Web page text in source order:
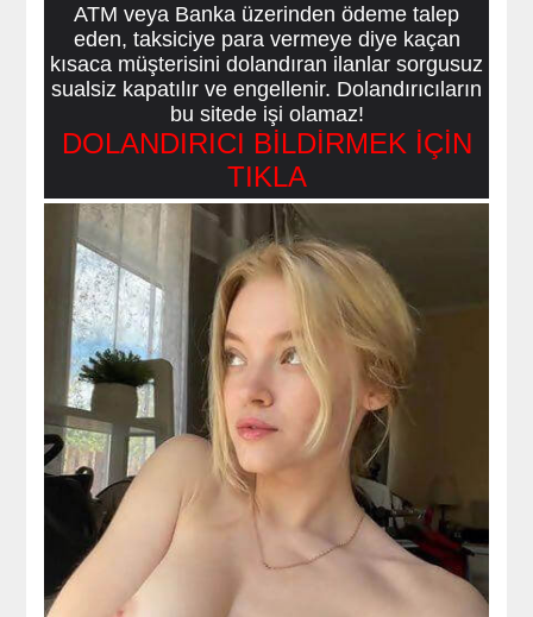
ATM veya Banka üzerinden ödeme talep
eden, taksiciye para vermeye diye kaçan
kısaca müşterisini dolandıran ilanlar sorgusuz
sualsiz kapatılır ve engellenir. Dolandırıcıların
bu sitede işi olamaz!
DOLANDIRICI BİLDİRMEK İÇİN
TIKLA